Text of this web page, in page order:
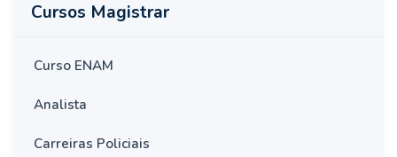
Cursos Magistrar
Curso ENAM
Analista
Carreiras Policiais